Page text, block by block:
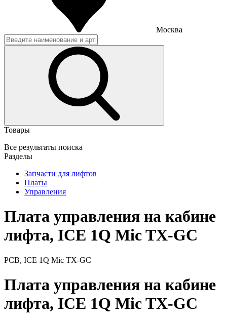
Москва
Товары
Все результаты поиска
Разделы
Запчасти для лифтов
Платы
Управления
Плата управления на кабине
лифта, ICE 1Q Mic TX-GC
PCB, ICE 1Q Mic TX-GC
Плата управления на кабине
лифта, ICE 1Q Mic TX-GC